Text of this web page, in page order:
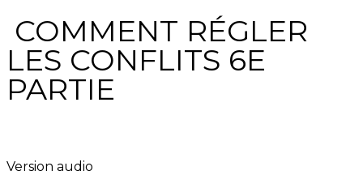
COMMENT RÉGLER
LES CONFLITS 6E
PARTIE
Version audio